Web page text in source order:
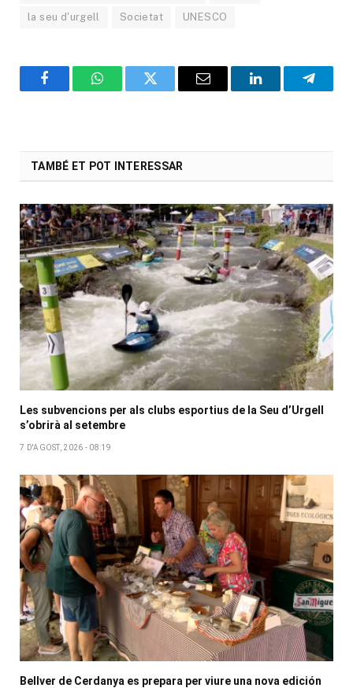
la seu d'urgell Societat UNESCO
FacebookWhatsAppTwitter Email LinkedIn
TAMBÉ ET POT INTERESSAR
Les subvencions per als clubs esportius de la Seu d’Urgell
s’obrirà al setembre
7 D'AGOST, 2026 - 08:19
Bellver de Cerdanya es prepara per viure una nova edición